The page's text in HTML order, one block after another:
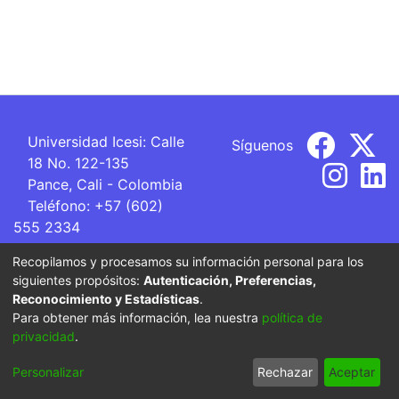
Universidad Icesi: Calle
18 No. 122-135
Pance, Cali - Colombia
Teléfono: +57 (602)
555 2334
ventanillaunica@icesi.edu.co
Síguenos
La Universidad Icesi es una Institución de Educación
Superior que se encuentra sujeta a inspección y vigilancia
por parte del Ministerio de Educación Nacional.
Cookie
End User
Agreement
Send
Feedback
Recopilamos y procesamos su información personal para los
siguientes propósitos: Autenticación, Preferencias,
Reconocimiento y Estadísticas.
Para obtener más información, lea nuestra política de
privacidad.
Personalizar Rechazar Aceptar